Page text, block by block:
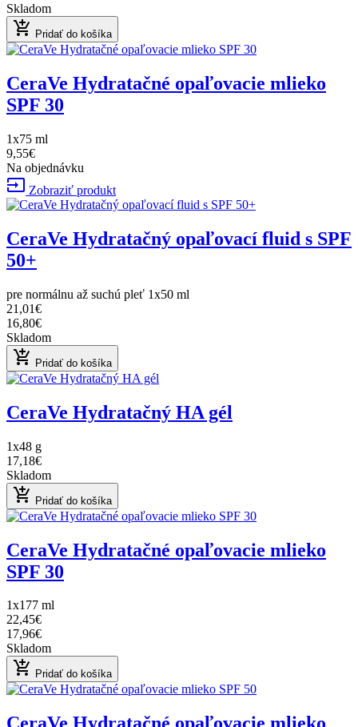
Skladom
add_shopping_cart Pridať do košíka
CeraVe Hydratačné opaľovacie mlieko
SPF 30
1x75 ml
9,55€
Na objednávku
input Zobraziť produkt
CeraVe Hydratačný opaľovací fluid s SPF
50+
pre normálnu až suchú pleť 1x50 ml
21,01€
16,80€
Skladom
add_shopping_cart Pridať do košíka
CeraVe Hydratačný HA gél
1x48 g
17,18€
Skladom
add_shopping_cart Pridať do košíka
CeraVe Hydratačné opaľovacie mlieko
SPF 30
1x177 ml
22,45€
17,96€
Skladom
add_shopping_cart Pridať do košíka